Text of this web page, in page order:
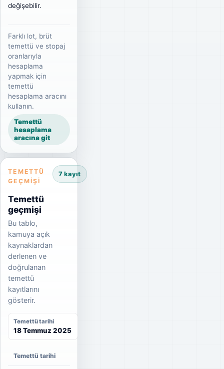
değişebilir.
Farklı lot, brüt
temettü ve stopaj
oranlarıyla
hesaplama
yapmak için
temettü
hesaplama aracını
kullanın.
Temettü
hesaplama
aracına git
TEMETTÜ
GEÇMIŞI
Temettü
geçmişi
Bu tablo,
kamuya açık
kaynaklardan
derlenen ve
doğrulanan
temettü
kayıtlarını
gösterir.
7 kayıt
Temettü tarihi
18 Temmuz 2025
Temettü tarihi